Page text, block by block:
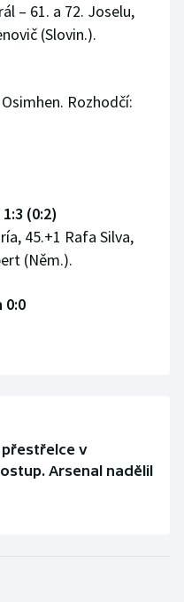
– 61. a 72. Joselu,
(Slovin.).
Rozhodčí:
(0:2)
45.+1 Rafa Silva,
(Něm.).
0:0
v
Arsenal nadělil